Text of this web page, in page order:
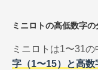
ミニロトの高低数字
ミニロトは1〜31の
字（1〜15）と高数